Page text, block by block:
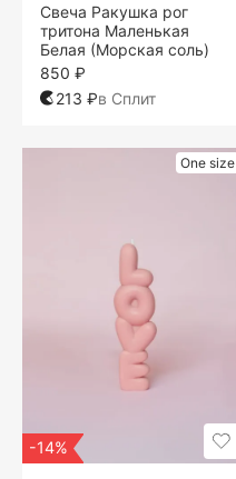
Свеча Ракушка рог
тритона Маленькая
Белая (Морская соль)
850 ₽
213 ₽в Сплит
One size
-14%